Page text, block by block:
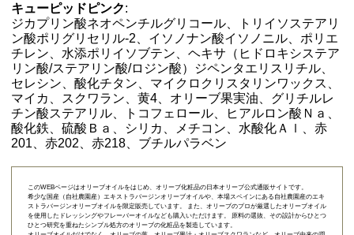
キューピッドピンク:
ジカプリン酸ネオペンチルグリコール、トリイソステアリ
ン酸ポリグリセリル-2、イソノナン酸イソノニル、ポリエ
チレン、水添ポリイソブテン、ヘキサ（ヒドロキシステア
リン酸/ステアリン酸/ロジン酸）ジペンタエリスリチル、
セレシン、酸化チタン、マイクロクリスタリンワックス、
マイカ、スクワラン、黄4、オリーブ果実油、グリチルレ
チン酸ステアリル、トコフェロール、ヒアルロン酸Ｎａ、
酸化鉄、硫酸Ｂａ、シリカ、メチコン、水酸化Ａｌ、赤
201、赤202、赤218、ブチルパラベン
このWEBページはオリーブオイルをはじめ、オリーブ化粧品の日本オリーブ公式通販サイトです。
希少な国産（自社農園産）エキストラバージンオリーブオイルや、本場スペインにある自社農園産のエキ
ストラバージンオリーブオイルを限定販売しています。 また、オリーブのプロが厳選したオリーブオイル
を使用したドレッシングやフレーバーオイルなども購入いただけます。 原料の選抜、その設計からひとつ
ひとつ研究を重ねたシンプル処方のオリーブの化粧品を製造しています。